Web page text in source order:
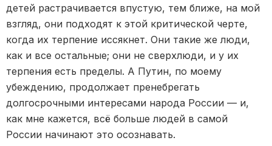
детей растрачивается впустую, тем ближе, на мой
взгляд, они подходят к этой критической черте,
когда их терпение иссякнет. Они такие же люди,
как и все остальные; они не сверхлюди, и у их
терпения есть пределы. А Путин, по моему
убеждению, продолжает пренебрегать
долгосрочными интересами народа России — и,
как мне кажется, всё больше людей в самой
России начинают это осознавать.